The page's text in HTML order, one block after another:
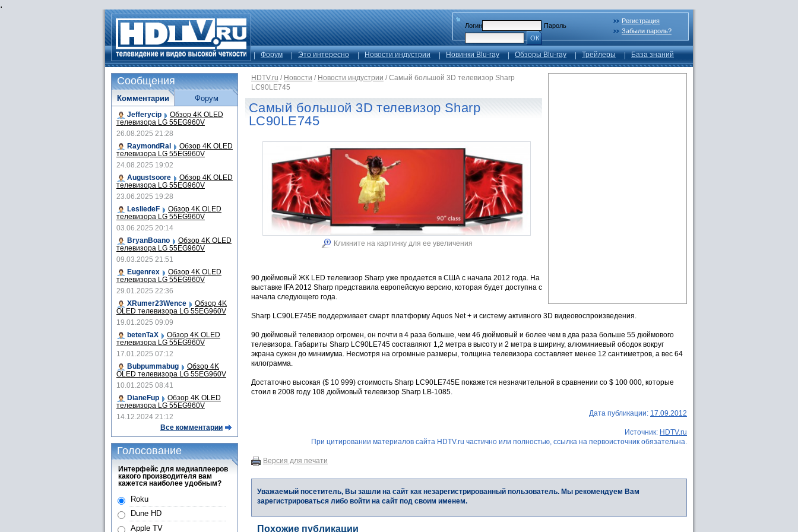
.
Логин
Пароль
ОК
Регистрация
Забыли пароль?
Форум Это интересно Новости индустрии Новинки Blu-ray Обзоры Blu-ray Трейлеры База знаний
HDTV.ru / Новости / Новости индустрии / Самый большой 3D телевизор Sharp
LC90LE745
Самый большой 3D телевизор Sharp
LC90LE745
Кликните на картинку для ее увеличения
90 дюймовый ЖК LED телевизор Sharp уже продается в США с начала 2012 года. На
выставке IFA 2012 Sharp представила европейскую версию, которая будет доступна с
начала следующего года.
Sharp LC90LE745E поддерживает смарт платформу Aquos Net + и систему активного 3D видеовоспроизведения.
90 дюймовый телевизор огромен, он почти в 4 раза больше, чем 46 дюймовый и более чем в два раза больше 55 дюймового
телевизора. Габариты Sharp LC90LE745 составляют 1,2 метра в высоту и 2 метра в ширину, алюминиевый ободок вокруг
экрана сужен до минимума. Несмотря на огромные размеры, толщина телевизора составляет менее 12 сантиметров, а вес 64
килограмма.
Достаточно высокая ($ 10 999) стоимость Sharp LC90LE745E покажется незначительной в сравнении со $ 100 000, которые
стоил в 2008 году 108 дюймовый телевизор Sharp LB-1085.
Дата публикации: 17.09.2012
Источник: HDTV.ru
При цитировании материалов сайта HDTV.ru частично или полностью, ссылка на первоисточник обязательна.
Версия для печати
Уважаемый посетитель, Вы зашли на сайт как незарегистрированный пользователь. Мы рекомендуем Вам
зарегистрироваться либо войти на сайт под своим именем.
Похожие публикации
Сообщения
Комментарии
Jefferycip Обзор 4K OLED
телевизора LG 55EG960V
26.08.2025 21:28
RaymondRal
Обзор 4K OLED
телевизора LG 55EG960V
24.08.2025 19:02
Augustsoore
Обзор 4K OLED
телевизора LG 55EG960V
23.06.2025 19:28
LesliedeF
Обзор 4K OLED
телевизора LG 55EG960V
03.06.2025 20:14
BryanBoano
Обзор 4K OLED
телевизора LG 55EG960V
09.03.2025 21:51
Eugenrex
Обзор 4K OLED
телевизора LG 55EG960V
29.01.2025 22:36
XRumer23Wence
Обзор 4K
OLED телевизора LG 55EG960V
19.01.2025 09:09
betenTaX
Обзор 4K OLED
телевизора LG 55EG960V
17.01.2025 07:12
Bubpummabug
Обзор 4K
OLED телевизора LG 55EG960V
10.01.2025 08:41
DianeFup
Обзор 4K OLED
телевизора LG 55EG960V
14.12.2024 21:12
Все комментарии
Форум
Голосование
Интерфейс для медиаплееров
какого производителя вам
кажется наиболее удобным?
Roku
Dune HD
Apple TV